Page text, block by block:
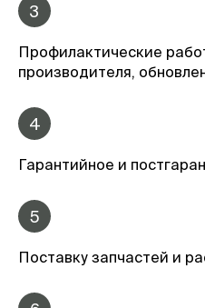
3
Профилактические
производителя,
4
Гарантийное и
5
Поставку запчастей и